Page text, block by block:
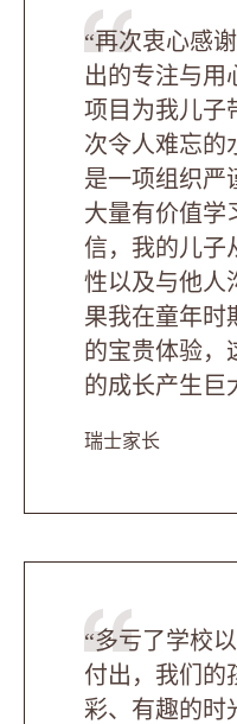
“再次衷心感
出的专注与用
项目为我儿子
次令人难忘的
是一项组织严
大量有价值学
信，我的儿子
性以及与他人
果我在童年时
的宝贵体验，
的成长产生巨
瑞士家长
“多亏了学校
付出，我们的
彩、有趣的时